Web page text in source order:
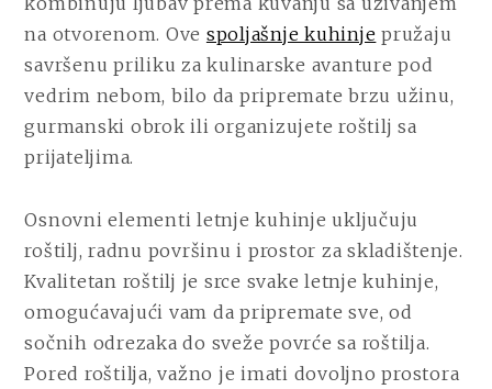
na otvorenom. Ove spoljašnje kuhinje pružaju
savršenu priliku za kulinarske avanture pod
vedrim nebom, bilo da pripremate brzu užinu,
gurmanski obrok ili organizujete roštilj sa
prijateljima.
Osnovni elementi letnje kuhinje uključuju
roštilj, radnu površinu i prostor za skladištenje.
Kvalitetan roštilj je srce svake letnje kuhinje,
omogućavajući vam da pripremate sve, od
sočnih odrezaka do sveže povrće sa roštilja.
Pored roštilja, važno je imati dovoljno prostora